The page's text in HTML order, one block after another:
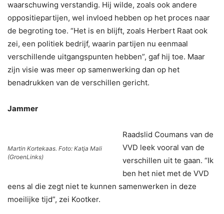
waarschuwing verstandig. Hij wilde, zoals ook andere
oppositiepartijen, wel invloed hebben op het proces naar
de begroting toe. “Het is en blijft, zoals Herbert Raat ook
zei, een politiek bedrijf, waarin partijen nu eenmaal
verschillende uitgangspunten hebben”, gaf hij toe. Maar
zijn visie was meer op samenwerking dan op het
benadrukken van de verschillen gericht.
Jammer
Martin Kortekaas. Foto: Katja Mali
(GroenLinks)
Raadslid Coumans van de
VVD leek vooral van de
verschillen uit te gaan. “Ik
ben het niet met de VVD
eens al die zegt niet te kunnen samenwerken in deze
moeilijke tijd”, zei Kootker.